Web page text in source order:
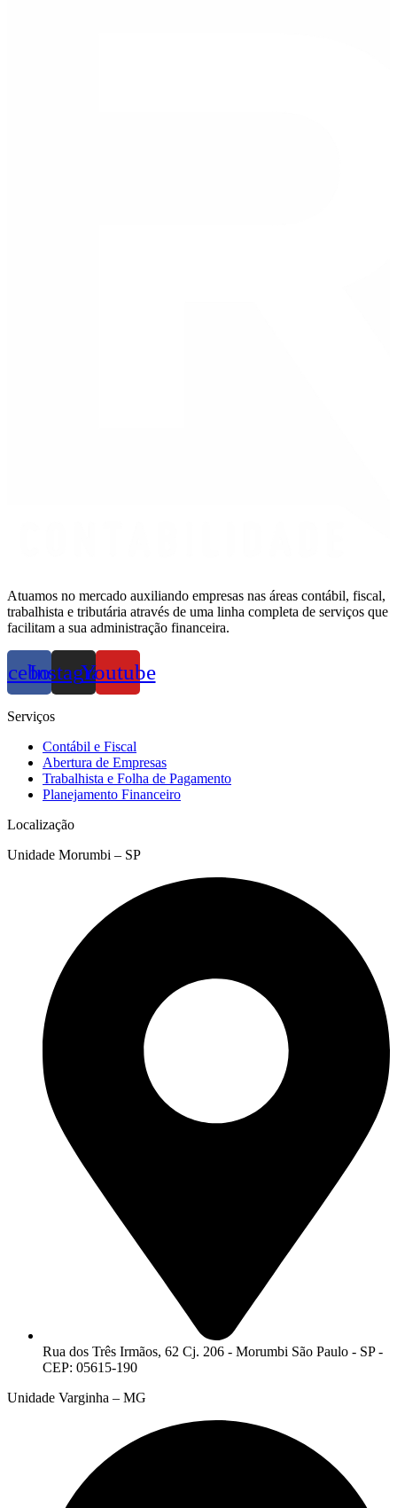
Atuamos no mercado auxiliando empresas nas áreas contábil, fiscal,
trabalhista e tributária através de uma linha completa de serviços que
facilitam a sua administração financeira.
InstagramYoutube
Serviços
Contábil e Fiscal
Abertura de Empresas
Trabalhista e Folha de Pagamento
Planejamento Financeiro
Localização
Unidade Morumbi – SP
Rua dos Três Irmãos, 62 Cj. 206 - Morumbi São Paulo - SP -
CEP: 05615-190
Unidade Varginha – MG